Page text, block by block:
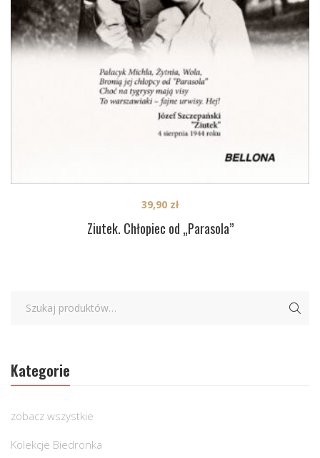
Ziutek. Chłopiec od „Parasola”
39,90 zł
Kategorie
zobacz wszystkie
Kolekcje Biedronka